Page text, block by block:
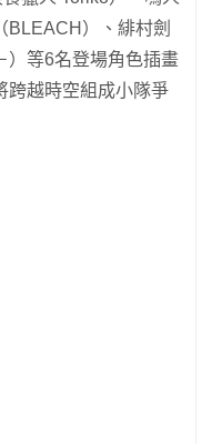
BLEACH）、緋村劍
）等6名登場角色插畫
跨越時空組成小隊爭